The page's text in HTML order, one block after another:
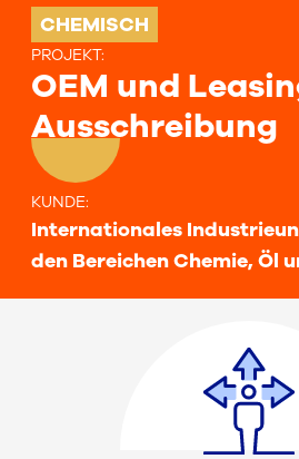
CHEMISCH
PROJEKT:
OEM und
Ausschreibung
KUNDE:
Internationales
den Bereichen Chemie, Öl